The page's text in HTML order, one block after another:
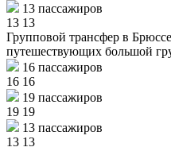
13 пассажиров
13 13
Групповой трансфер в
путешествующих большой
16 пассажиров
16 16
19 пассажиров
19 19
13 пассажиров
13 13